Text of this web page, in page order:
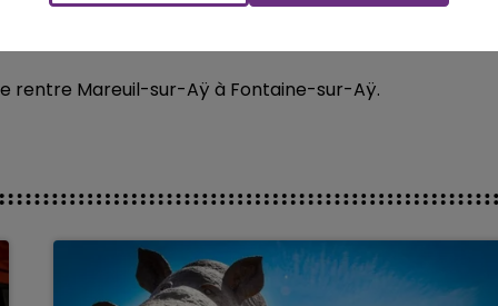
graves vers l'hôpital le plus proche
rentre Mareuil-sur-Aÿ à Fontaine-sur-Aÿ.